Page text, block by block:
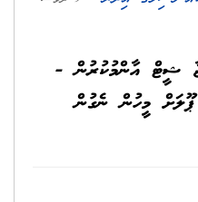
ޝީޓް އާންމުކުރުން -
މީހުން ނެގުން